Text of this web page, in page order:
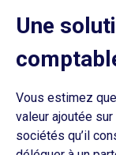
Une
Vous estimez
valeur ajoutée
sociétés qu’il